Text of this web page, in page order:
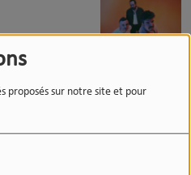
proposés sur notre site et pour
un
albums